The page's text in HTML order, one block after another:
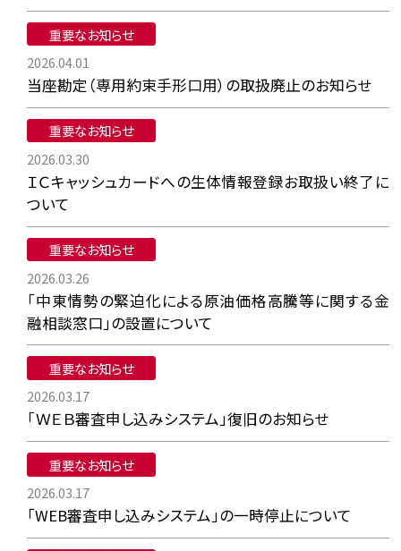
重要なお知らせ
2026.04.01
当座勘定（専用約束手形口用）の取扱廃止のお知らせ
重要なお知らせ
2026.03.30
ＩＣキャッシュカードへの生体情報登録お取扱い終了に
ついて
重要なお知らせ
2026.03.26
「中東情勢の緊迫化による原油価格高騰等に関する金
融相談窓口」の設置について
重要なお知らせ
2026.03.17
「ＷＥＢ審査申し込みシステム」復旧のお知らせ
重要なお知らせ
2026.03.17
「WEB審査申し込みシステム」の一時停止について